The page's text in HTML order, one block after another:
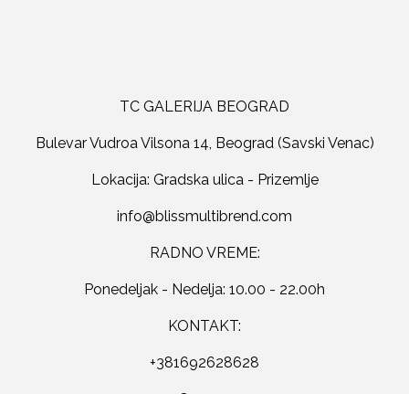
TC GALERIJA BEOGRAD
Bulevar Vudroa Vilsona 14, Beograd (Savski Venac)
Lokacija: Gradska ulica - Prizemlje
RADNO VREME:
Ponedeljak - Nedelja: 10.00 - 22.00h
KONTAKT:
+381692628628